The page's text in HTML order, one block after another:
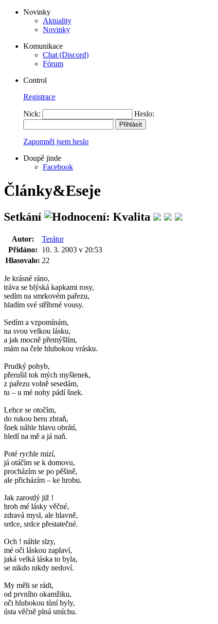
Novinky
Aktuality
Novinky
Komunikace
Chat (Discord)
Fórum
Control
Registrace
Nick: Heslo:
Zapomněl jsem heslo
Doupě jinde
Facebook
Články&Eseje
Setkání
Autor:
Terátor
Přidáno:
10. 3. 2003 v 20:53
Hlasovalo: 22
Je krásné ráno,
tráva se blýská kapkami rosy,
sedím na smrkovém pařezu,
hladím své stříbrné vousy.
Sedím a vzpomínám,
na svou velkou lásku,
a jak mocně přemýšlím,
mám na čele hlubokou vrásku.
Prudký pohyb,
přerušil tok mých myšlenek,
z pařezu volně sesedám,
tu – u mé nohy pádí šnek.
Lehce se otočím,
do rukou beru zbraň,
šnek náhle hlavu obrátí,
hledí na mě a já naň.
Poté rychle mizí,
já otáčím se k domovu,
procházím se po pěšině,
ale přicházím – ke hrobu.
Jak zarostlý již !
hrob mé lásky věčné,
zdravá mysl, ale hlavně,
srdce, srdce přestatečné.
Och ! náhle slzy,
mé oči láskou zaplaví,
jaká velká láska to byla,
se nikdo nikdy nedoví.
My měli se rádi,
od prvního okamžiku,
oči hlubokou tůní byly,
ústa věčně plná smíchu.